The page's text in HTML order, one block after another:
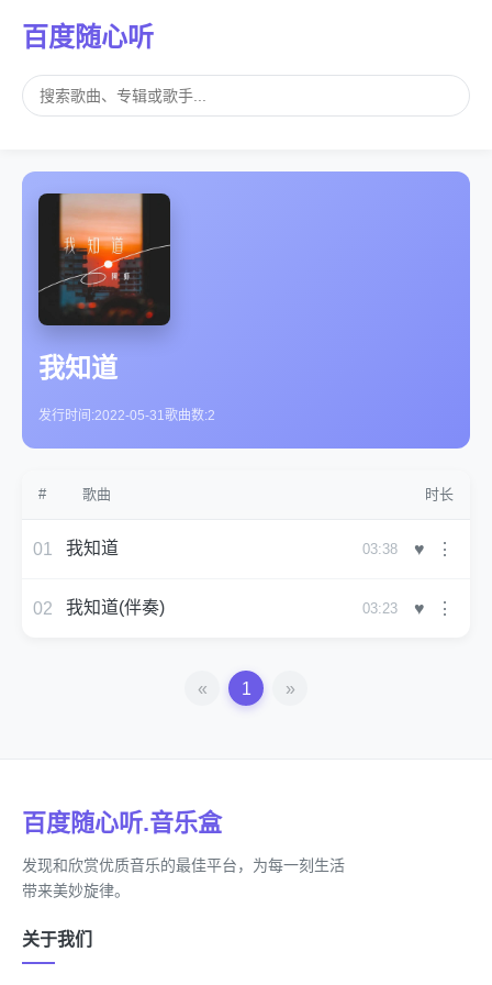
百度随心听
我知道
发行时间:2022-05-31歌曲数:2
# 歌曲 时长
01 我知道 03:38 ♥ ⋮
02 我知道(伴奏) 03:23 ♥ ⋮
« 1 »
百度随心听.音乐盒
发现和欣赏优质音乐的最佳平台，为每一刻生活
带来美妙旋律。
关于我们